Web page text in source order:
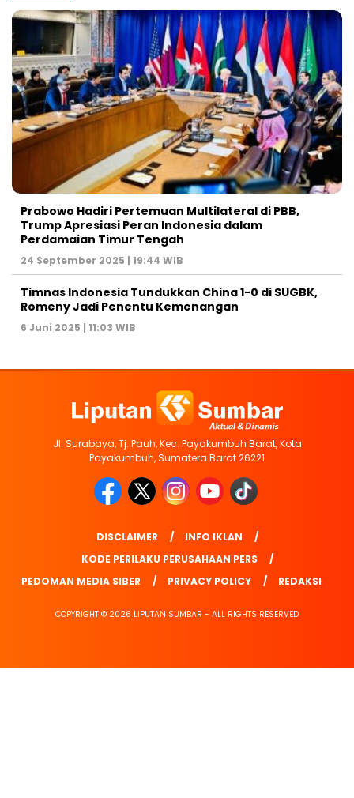
Prabowo Hadiri Pertemuan Multilateral di PBB,
Trump Apresiasi Peran Indonesia dalam
Perdamaian Timur Tengah
24 September 2025 | 19:44 WIB
Timnas Indonesia Tundukkan China 1-0 di SUGBK,
Romeny Jadi Penentu Kemenangan
6 Juni 2025 | 11:03 WIB
Jl. Surabaya, Tj. Pauh, Kec. Payakumbuh Barat, Kota
Payakumbuh, Sumatera Barat 26221
DISCLAIMER
INFO IKLAN
KODE PERILAKU PERUSAHAAN PERS
PEDOMAN MEDIA SIBER
PRIVACY POLICY REDAKSI
COPYRIGHT © 2026 LIPUTAN SUMBAR - ALL RIGHTS RESERVED